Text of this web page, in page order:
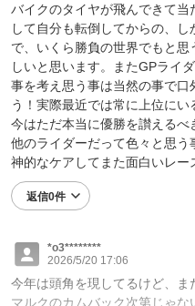
バイクのタイヤが飛んできて
して自分も転倒してからの、
で、いくら勝負の世界でもと
しいと思います。またGPライ
事を考え思う事は当然の事で口
う！実際最近では常に上位にい
今はただ本当に優勝を讃えるべ
他のライダーだって色々と思
神的なケアしてまた面白いレー
返信0件
*o3********
2026/5/20 17:06
今年は頭角を現してるけど、ま
マルクのカムバック次第じゃな